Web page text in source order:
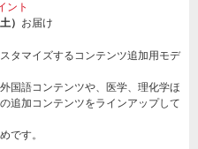
ント
） お届け
タマイズするコンテンツ追加用モデ
国語コンテンツや、医学、理化学ほ
追加コンテンツをラインアップして
です。